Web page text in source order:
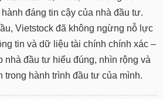
đáng tin cậy của nhà đầu tư.
Vietstock đã không ngừng nỗ lực
tin và dữ liệu tài chính chính xác –
nhà đầu tư hiểu đúng, nhìn rộng và
trong hành trình đầu tư của mình.